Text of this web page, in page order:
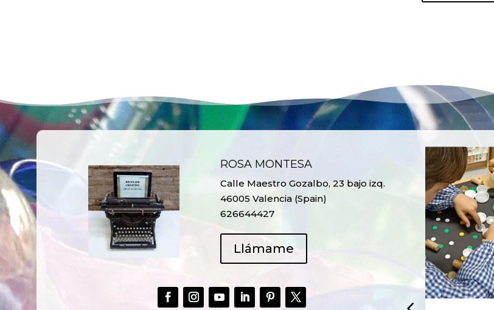
ROSA MONTESA
Calle Maestro Gozalbo, 23 bajo izq.
46005 Valencia (Spain)
626644427
Llámame